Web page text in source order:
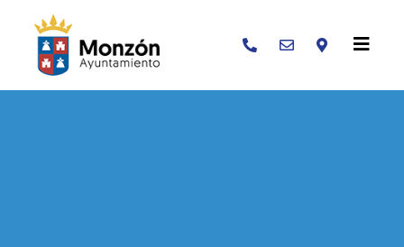
Buscar